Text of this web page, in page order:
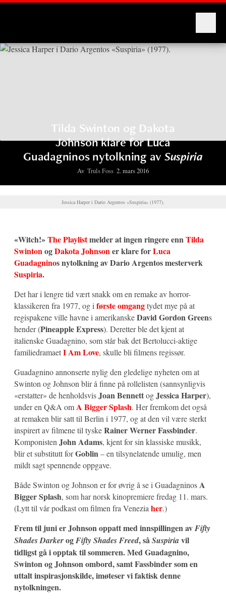
Tilda Swinton og Dakota
Johnson klare for Luca
Guadagninos nytolkning av Suspiria
Av Truls Foss 2. mars 2016
Jessica Harper i Dario Argentos «Suspiria» (1977).
«Witch!»The Playlistmelder at ingen ringere enn Tilda
Swinton ogDakota Johnson er klare forLuca
Guadagninos nytolkning av Dario Argentos mesterverk
Suspiria.
Det har i lengre tid vært snakk om en remake av horror-
klassikeren fra 1977, og i første omgangtydet mye på at
regispakene ville havne i amerikanskeDavid Gordon Greens
hender (Pineapple Express). Deretter ble det kjent at
italienske Guadagnino, som står bak det Bertolucci-aktige
familiedramaetI Am Love, skulle bli filmens regissør.
Guadagnino annonserte nylig den gledelige nyheten om at
Swinton og Johnson blir å finne på rollelisten (sannsynligvis
«erstatter» de henholdsvisJoan BennettogJessica Harper),
under en Q&A om A Bigger Splash. Her fremkom det også
at remaken blir satt til Berlin i 1977, og at den vil være sterkt
inspirert av filmene til tyskeRainer Werner Fassbinder.
Komponisten John Adams, kjent for sin klassiske musikk,
blir et substitutt forGoblin – en tilsynelatende umulig, men
mildt sagt spennende oppgave.
Både Swinton og Johnson er for øvrig å se i Guadagninos A
Bigger Splash, som har norsk kinopremiere fredag 11. mars.
(Lytt til vår podkast om filmen fra Venezia her.)
Frem til juni er Johnson oppatt med innspillingen avFifty
Shades DarkerogFifty Shades Freed, så Suspiriavil
tidligst gå i opptak til sommeren. Med Guadagnino,
Swinton og Johnson ombord, samt Fassbinder som en
uttalt inspirasjonskilde, imøteser vi faktisk denne
nytolkningen.